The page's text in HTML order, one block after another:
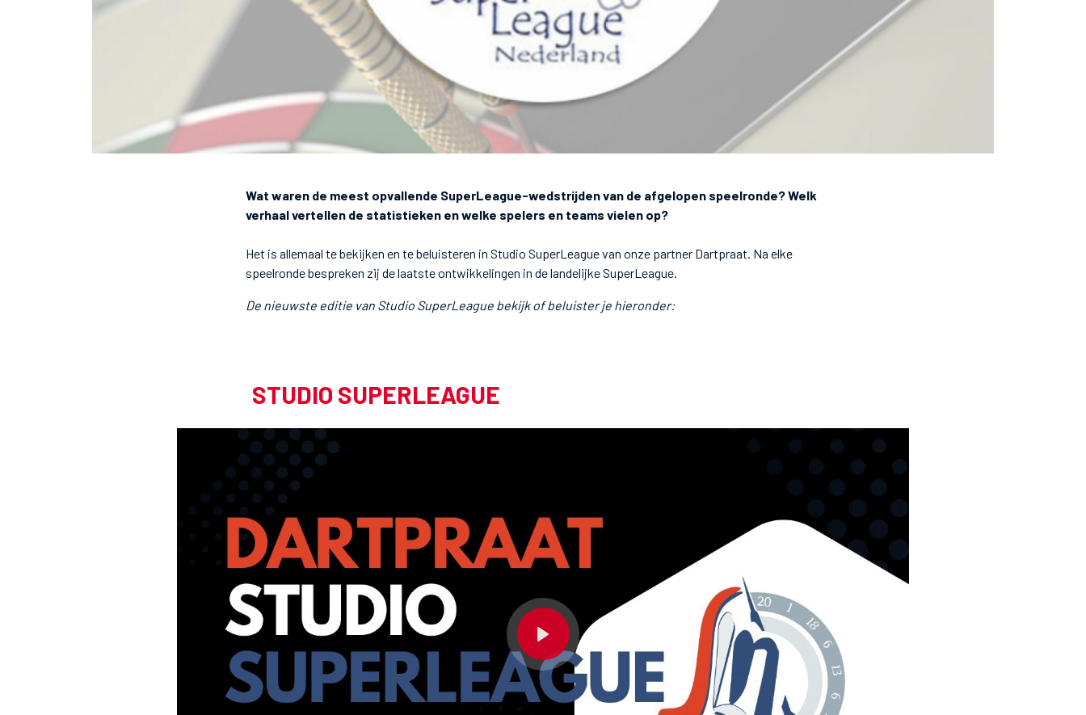
Wat waren de meest opvallende SuperLeague-wedstrijden van de afgelopen speelronde? Welk
verhaal vertellen de statistieken en welke spelers en teams vielen op?
Het is allemaal te bekijken en te beluisteren in Studio SuperLeague van onze partner Dartpraat. Na elke
speelronde bespreken zij de laatste ontwikkelingen in de landelijke SuperLeague.
De nieuwste editie van Studio SuperLeague bekijk of beluister je hieronder:
STUDIO SUPERLEAGUE
Play